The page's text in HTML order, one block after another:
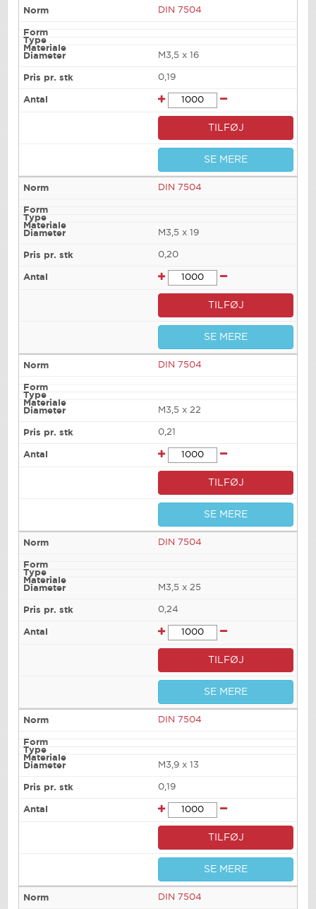
DIN 7504
M3,5 x 16
0,19
TILFØJ
SE MERE
DIN 7504
M3,5 x 19
0,20
TILFØJ
SE MERE
DIN 7504
M3,5 x 22
0,21
TILFØJ
SE MERE
DIN 7504
M3,5 x 25
0,24
TILFØJ
SE MERE
DIN 7504
M3,9 x 13
0,19
TILFØJ
SE MERE
DIN 7504